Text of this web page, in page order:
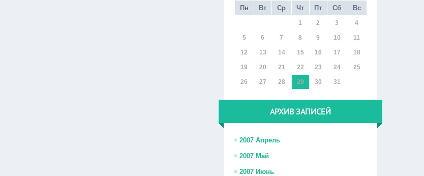
Пн
Вт Ср Чт Пт Сб Вс
1 2 3 4
5 6 7 8 9 10 11
12 13 14 15 16 17 18
19 20 21 22 23 24 25
26 27 28 29 30 31
АРХИВ ЗАПИСЕЙ
2007 Апрель
2007 Май
2007 Июнь